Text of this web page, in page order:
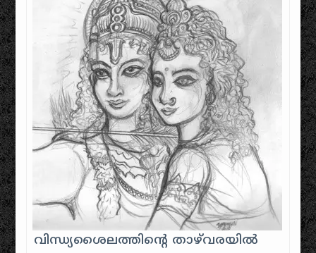
വിന്ധ്യശൈലത്തിന്റെ താഴ്‌വരയില്‍